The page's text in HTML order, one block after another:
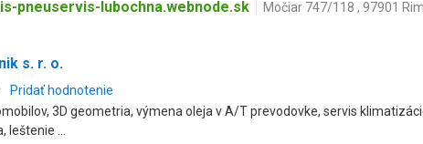
pneuservis-lubochna.webnode.sk Močiar 747/118 , 97901
s. r. o.
Pridať hodnotenie
3D geometria, výmena oleja v A/T prevodovke, servis
leštenie ...